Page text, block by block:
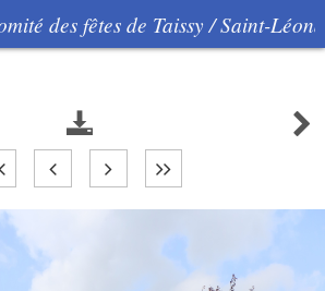
des fêtes de Taissy / Saint-
 